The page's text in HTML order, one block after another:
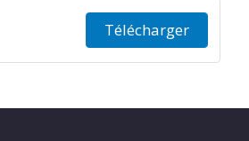
Télécharger